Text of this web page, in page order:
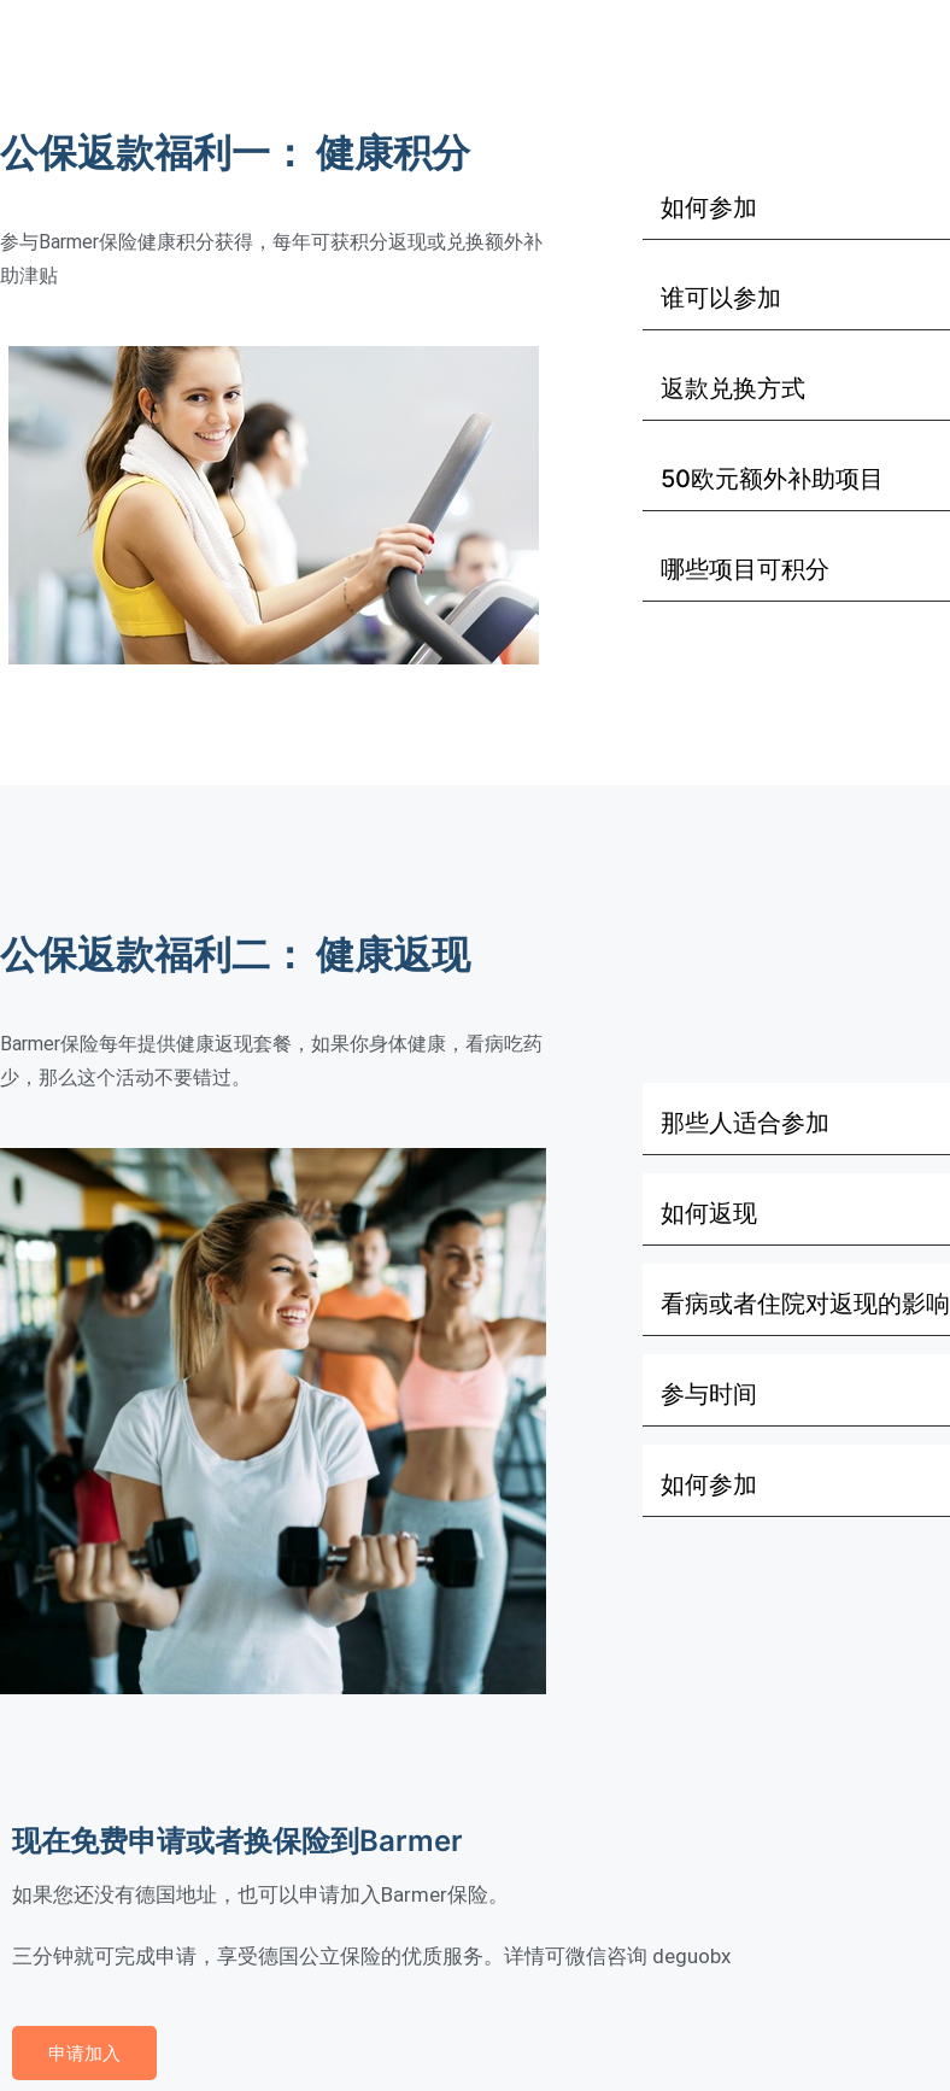
公保返款福利一： 健康积分
参与Barmer保险健康积分获得，每年可获积分返现或兑换额外补
助津贴
如何参加
谁可以参加
返款兑换方式
50欧元额外补助项目
哪些项目可积分
公保返款福利二： 健康返现
Barmer保险每年提供健康返现套餐，如果你身体健康，看病吃药
少，那么这个活动不要错过。
那些人适合参加
如何返现
看病或者住院对返现的影响
参与时间
如何参加
现在免费申请或者换保险到Barmer
如果您还没有德国地址，也可以申请加入Barmer保险。
三分钟就可完成申请，享受德国公立保险的优质服务。详情可微信咨询 deguobx
申请加入